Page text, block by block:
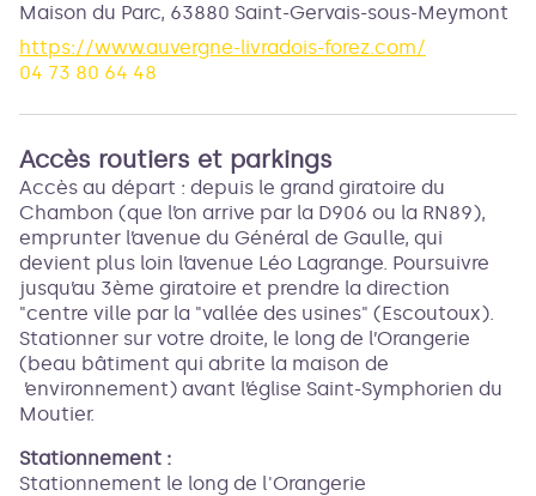
Maison du Parc, 63880 Saint-Gervais-sous-Meymont
https://www.auvergne-livradois-forez.com/
04 73 80 64 48
Accès routiers et parkings
Accès au départ : depuis le grand giratoire du
Chambon (que l’on arrive par la D906 ou la RN89),
emprunter l’avenue du Général de Gaulle, qui
devient plus loin l’avenue Léo Lagrange. Poursuivre
jusqu’au 3ème giratoire et prendre la direction
"centre ville par la "vallée des usines" (Escoutoux).
Stationner sur votre droite, le long de l’Orangerie
(beau bâtiment qui abrite la maison de
’environnement) avant l’église Saint-Symphorien du
Moutier.
Stationnement :
Stationnement le long de l'Orangerie